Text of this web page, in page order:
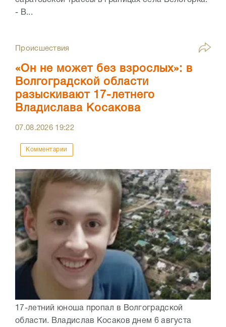
- В...
Происшествия
«Он не может без взрослых»: в
Волгоградской области
разыскивают 17-летнего
Владислава Косакова
07.08.2026 19:22
Комментарии
17-летний юноша пропал в Волгоградской
области. Владислав Косаков днем 6 августа